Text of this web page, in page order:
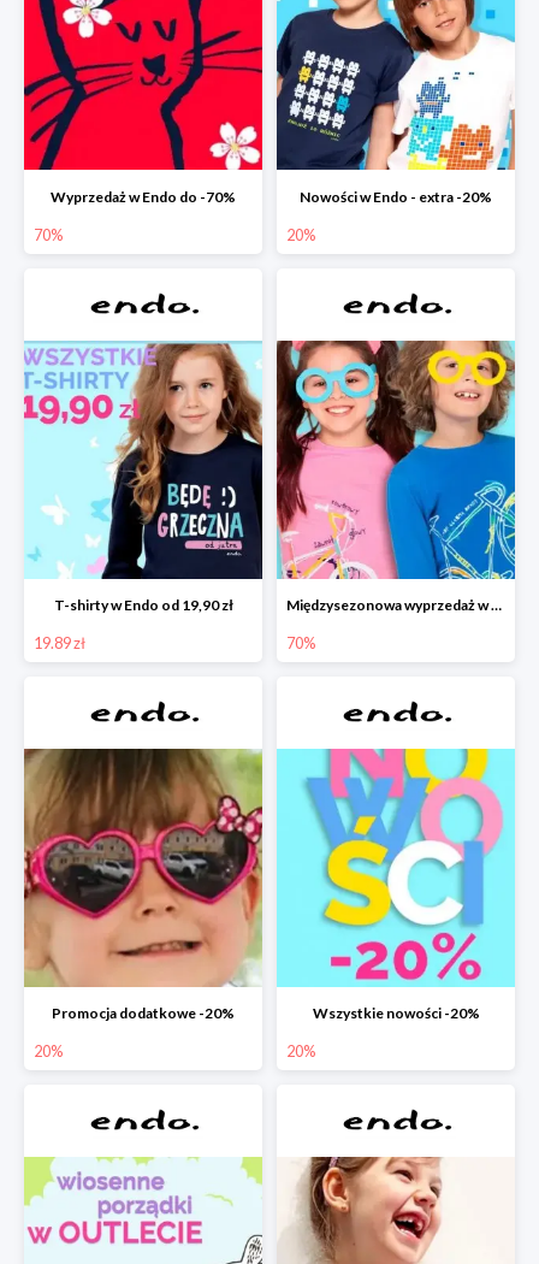
Wyprzedaż w Endo do -70%
70%
Nowości w Endo - extra -20%
20%
T-shirty w Endo od 19,90 zł
19.89 zł
Międzysezonowa wyprzedaż w Endo do -70%
70%
Promocja dodatkowe -20%
20%
Wszystkie nowości -20%
20%